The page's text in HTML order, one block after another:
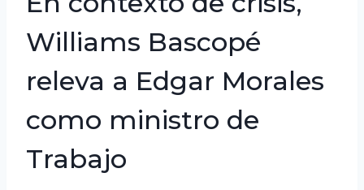
Williams Bascopé
releva a Edgar Morales
como ministro de
Trabajo